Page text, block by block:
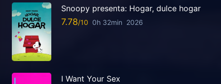
Snoopy presenta: Hogar, dulce hogar
7.78 0h 32min 2026
I Want Your Sex